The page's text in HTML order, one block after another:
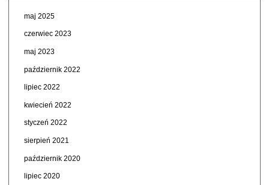
maj 2025
czerwiec 2023
maj 2023
październik 2022
lipiec 2022
kwiecień 2022
styczeń 2022
sierpień 2021
październik 2020
lipiec 2020